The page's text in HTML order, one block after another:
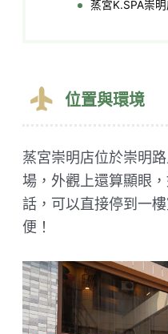
蒸宮K.SPA崇明
位置與環境
蒸宮崇明店位於崇明
場，外觀上還算顯眼
話，可以直接停到一
便！